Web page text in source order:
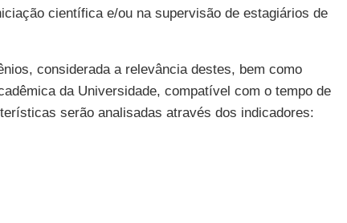
científica e/ou na supervisão de estagiários de
considerada a relevância destes, bem como
da Universidade, compatível com o tempo de
serão analisadas através dos indicadores: